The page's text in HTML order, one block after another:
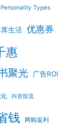
Personality Types
生活 优惠券
惠
聚光 广告ROI
抖音投流
钱 网购返利